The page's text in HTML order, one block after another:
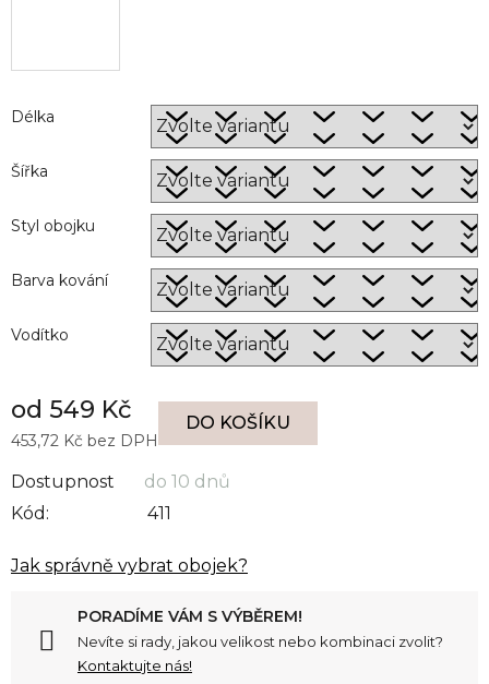
Délka
Šířka
Styl obojku
Barva kování
Vodítko
od 549 Kč
453,72 Kč bez DPH
Měrná cena:
DO KOŠÍKU
Dostupnost
do 10 dnů
Kód:
411
Jak správně vybrat obojek?
PORADÍME VÁM S VÝBĚREM!
Nevíte si rady, jakou velikost nebo kombinaci zvolit?
Kontaktujte nás!